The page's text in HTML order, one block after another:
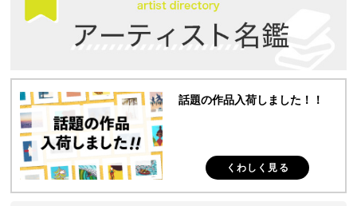
話題の作品入荷しました！！
くわしく見る